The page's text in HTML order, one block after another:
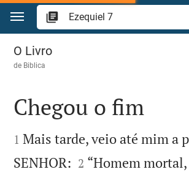
Ir para o conteúdo
Ezequiel 7
O Livro
de Biblica

Chegou o fim

1 Mais tarde, veio até mim a
SENHOR: 

2 “Homem